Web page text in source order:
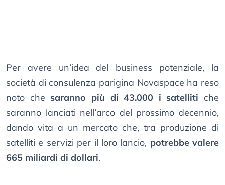
Per avere un’idea del business potenziale, la
società di consulenza parigina Novaspace ha reso
noto che saranno più di 43.000 i satelliti che
saranno lanciati nell’arco del prossimo decennio,
dando vita a un mercato che, tra produzione di
satelliti e servizi per il loro lancio, potrebbe valere
665 miliardi di dollari.